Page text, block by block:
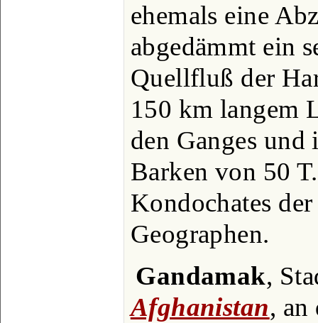
ehemals eine
abgedämmt ein
Quellfluß der
150 km langem
den Ganges
Barken von 50
Kondochates
Geographen.
Gandamak,
Afghanistan, an